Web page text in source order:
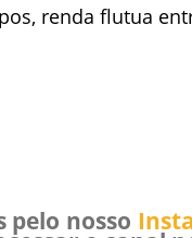
renda flutua
pelo nosso